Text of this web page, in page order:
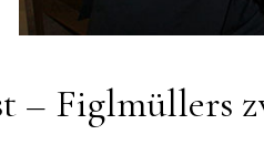
– Figlmüllers